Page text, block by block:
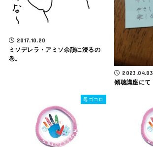
2017.10.20
ミソデレラ・アミソ余韻に浸るの
巻。
2023.04.03
傾聴講座にて
母ゴコロ